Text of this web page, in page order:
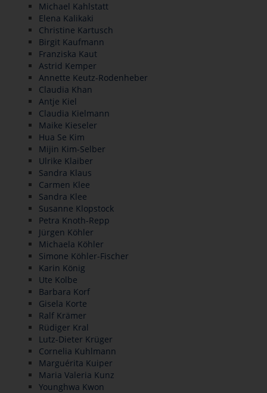
Michael Kahlstatt
Elena Kalikaki
Christine Kartusch
Birgit Kaufmann
Franziska Kaut
Astrid Kemper
Annette Keutz-Rodenheber
Claudia Khan
Antje Kiel
Claudia Kielmann
Maike Kieseler
Hua Se Kim
Mijin Kim-Selber
Ulrike Klaiber
Sandra Klaus
Carmen Klee
Sandra Klee
Susanne Klopstock
Petra Knoth-Repp
Jürgen Köhler
Michaela Köhler
Simone Köhler-Fischer
Karin König
Ute Kolbe
Barbara Korf
Gisela Korte
Ralf Krämer
Rüdiger Kral
Lutz-Dieter Krüger
Cornelia Kuhlmann
Marguérita Kuiper
Maria Valeria Kunz
Younghwa Kwon